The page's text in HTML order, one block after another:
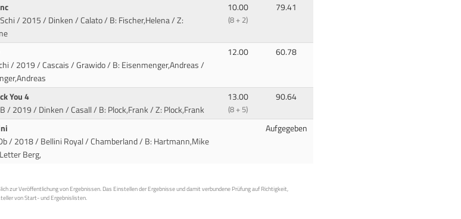
/ 2015 / Dinken / Calato/ B: Fischer,Helena / Z:
10.00
(8 + 2)
79.41
/ 2019 / Cascais / Grawido/ B: Eisenmenger,Andreas /
12.00 60.78
You 4
/ 2019 / Dinken / Casall/ B: Plock,Frank / Z: Plock,Frank
13.00
(8 + 5)
90.64
/ 2018 / Bellini Royal / Chamberland/ B: Hartmann,Mike
Berg,
Aufgegeben
zur Veröffentlichung von Ergebnissen. Das Einstellen der Ergebnisse und damit verbundene Prüfung auf Richtigkeit,
von Start- und Ergebnislisten.